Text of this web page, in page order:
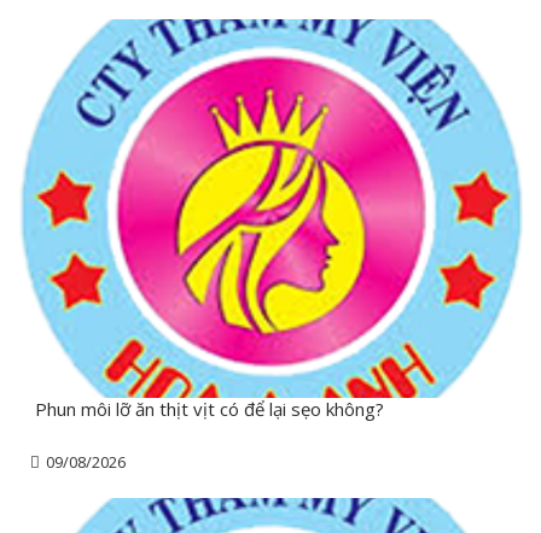
Phun môi lỡ ăn thịt vịt có để lại sẹo không?
09/08/2026